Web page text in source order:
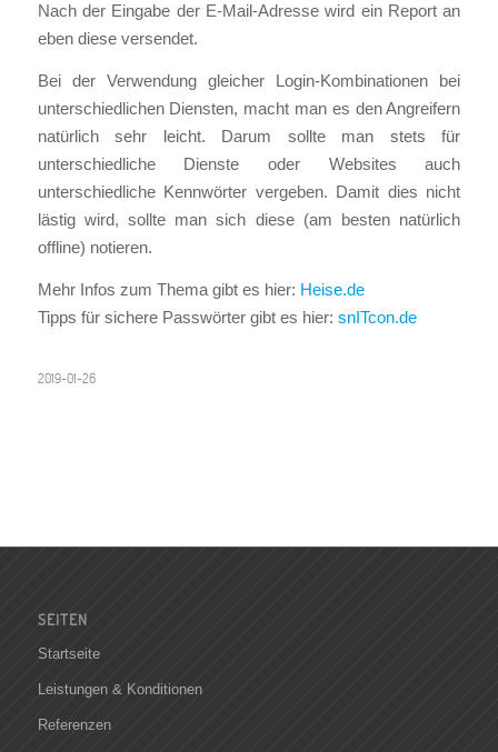
Nach der Eingabe der E-Mail-Adresse wird ein Report an
eben diese versendet.
Bei der Verwendung gleicher Login-Kombinationen bei
unterschiedlichen Diensten, macht man es den Angreifern
natürlich sehr leicht. Darum sollte man stets für
unterschiedliche Dienste oder Websites auch
unterschiedliche Kennwörter vergeben. Damit dies nicht
lästig wird, sollte man sich diese (am besten natürlich
offline) notieren.
Mehr Infos zum Thema gibt es hier: Heise.de
Tipps für sichere Passwörter gibt es hier: snITcon.de
2019-01-26
SEITEN
Startseite
Leistungen & Konditionen
Referenzen